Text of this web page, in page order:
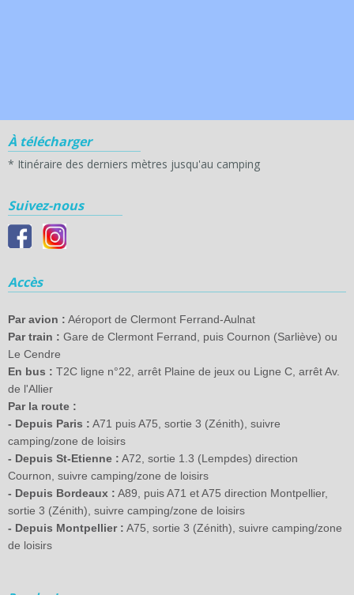
À télécharger
* Itinéraire des derniers mètres jusqu'au camping
Suivez-nous
Accès
Par avion : Aéroport de Clermont Ferrand-Aulnat
Par train : Gare de Clermont Ferrand, puis Cournon (Sarliève) ou
Le Cendre
En bus : T2C ligne n°22, arrêt Plaine de jeux ou Ligne C, arrêt Av.
de l'Allier
Par la route :
- Depuis Paris : A71 puis A75, sortie 3 (Zénith), suivre
camping/zone de loisirs
- Depuis St-Etienne : A72, sortie 1.3 (Lempdes) direction
Cournon, suivre camping/zone de loisirs
- Depuis Bordeaux : A89, puis A71 et A75 direction Montpellier,
sortie 3 (Zénith), suivre camping/zone de loisirs
- Depuis Montpellier : A75, sortie 3 (Zénith), suivre camping/zone
de loisirs